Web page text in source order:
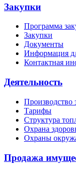
Закупки
Программа
Закупки
Документы
Информация
Контактная
Деятельность
Производство
Тарифы
Структура
Охрана
Охраны
Продажа